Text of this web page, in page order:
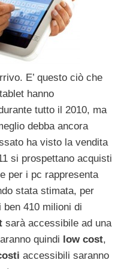
E’ questo ciò che
hanno
tutto il 2010, ma
debba ancora
ha visto la vendita
si prospettano acquisti
per i pc rappresenta
stata stimata, per
ben 410 milioni di
sarà accessibile ad una
quindi low cost,
accessibili saranno